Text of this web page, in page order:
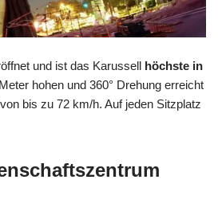
und ist das Karussell höchste in
hohen und 360° Drehung erreicht
bis zu 72 km/h. Auf jeden Sitzplatz